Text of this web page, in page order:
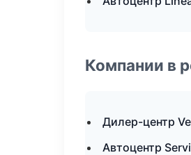
Компании в
Дилер-центр
Автоцентр